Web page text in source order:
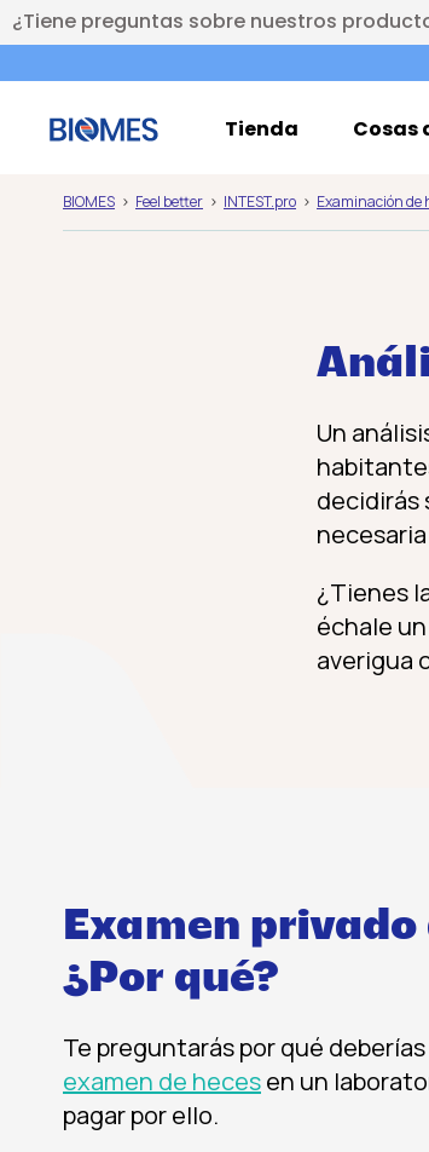
¿Tiene preguntas sobre nuestros
Tienda Cosas
BIOMES Feel better INTEST.pro Examinación de
Un
decidirás
¿Tienes
échale
averigua
Examen privado
¿Por qué?
Te preguntarás por qué
examen de hecesen un
pagar por ello.